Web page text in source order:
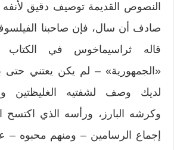
النصوص القديمة توصيف دقيق لأنفه
صادف أن سال، فإن صاحبنا
قاله ثراسيماخوس في
«الجمهورية» – لم يكن يعتني حتى
لديك وصف لشفتيه الغليظتين
وكرشه البارز، ورأسه الذي اكتسح
إجماع الرسامين – ومنهم محبوه